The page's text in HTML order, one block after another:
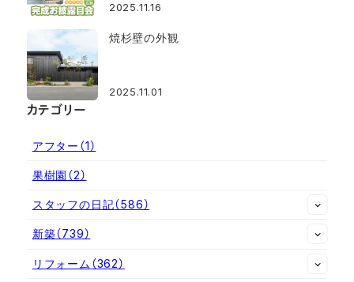
2025.11.16
焼杉壁の外観
2025.11.01
カテゴリー
アフター （1）
果樹園 （2）
スタッフの日記（586）
新築（739）
リフォーム （362）